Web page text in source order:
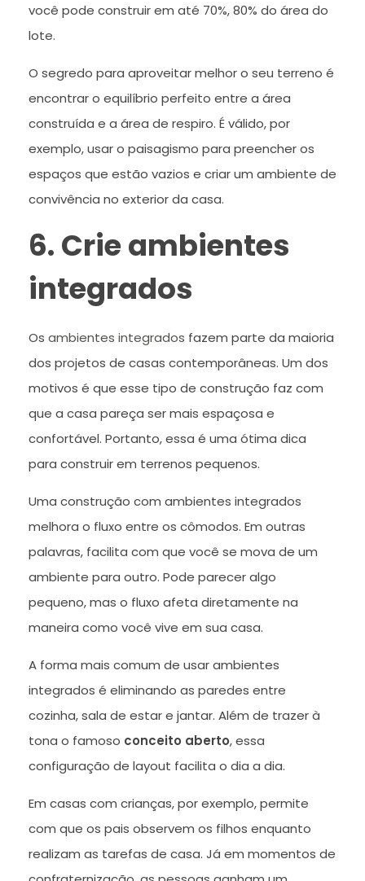
você pode construir em até 70%, 80% do área do
lote.
O segredo para aproveitar melhor o seu terreno é
encontrar o equilíbrio perfeito entre a área
construída e a área de respiro. É válido, por
exemplo, usar o paisagismo para preencher os
espaços que estão vazios e criar um ambiente de
convivência no exterior da casa.
6. Crie ambientes
integrados
Os ambientes integrados fazem parte da maioria
dos projetos de casas contemporâneas. Um dos
motivos é que esse tipo de construção faz com
que a casa pareça ser mais espaçosa e
confortável. Portanto, essa é uma ótima dica
para construir em terrenos pequenos.
Uma construção com ambientes integrados
melhora o fluxo entre os cômodos. Em outras
palavras, facilita com que você se mova de um
ambiente para outro. Pode parecer algo
pequeno, mas o fluxo afeta diretamente na
maneira como você vive em sua casa.
A forma mais comum de usar ambientes
integrados é eliminando as paredes entre
cozinha, sala de estar e jantar. Além de trazer à
tona o famoso conceito aberto, essa
configuração de layout facilita o dia a dia.
Em casas com crianças, por exemplo, permite
com que os pais observem os filhos enquanto
realizam as tarefas de casa. Já em momentos de